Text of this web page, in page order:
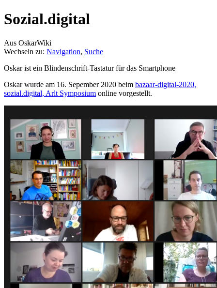
Sozial.digital
Aus OskarWiki
Wechseln zu: Navigation, Suche
Oskar ist ein Blindenschrift-Tastatur für das Smartphone
Oskar wurde am 16. Sepember 2020 beim bazaar-digital-2020,
sozial.digital, Arlt Symposium online vorgestellt.